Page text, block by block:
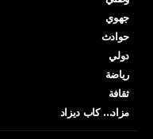
جهوي
حوادث
دولي
رياضة
ثقافة
مزاد… كاب ديزاد